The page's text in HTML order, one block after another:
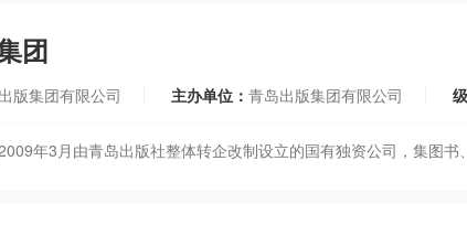
团
版集团有限公司 主办单位： 青岛出版集团有限公司
年3月由青岛出版社整体转企改制设立的国有独资公司，集图